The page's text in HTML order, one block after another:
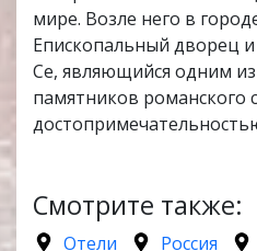
мире. Возле него в
Епископальный дворец
Се, являющийся одним
памятников романского
Смотрите также:
Отели Россия